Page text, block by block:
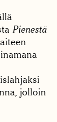
Pienestä
jolloin